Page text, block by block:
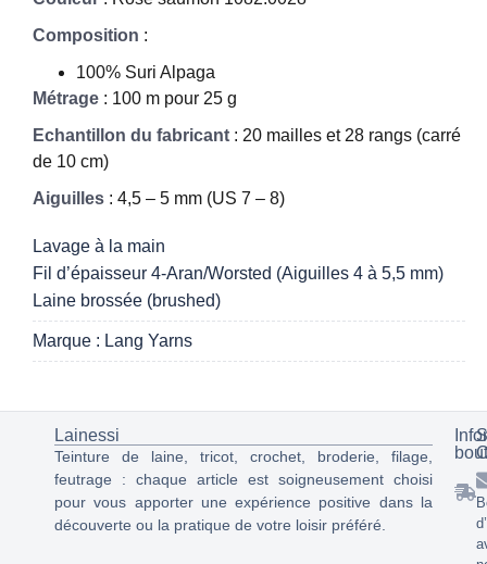
Composition :
100% Suri Alpaga
Métrage : 100 m pour 25 g
Echantillon du fabricant : 20 mailles et 28 rangs (carré
de 10 cm)
Aiguilles : 4,5 – 5 mm (US 7 – 8)
Lavage à la main
Fil d’épaisseur 4-Aran/Worsted (Aiguilles 4 à 5,5 mm)
Laine brossée (brushed)
Marque : Lang Yarns
Lainessi
Teinture de laine, tricot, crochet, broderie, filage,
feutrage : chaque article est soigneusement choisi
pour vous apporter une expérience positive dans la
découverte ou la pratique de votre loisir préféré.